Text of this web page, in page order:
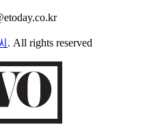
. All rights reserved